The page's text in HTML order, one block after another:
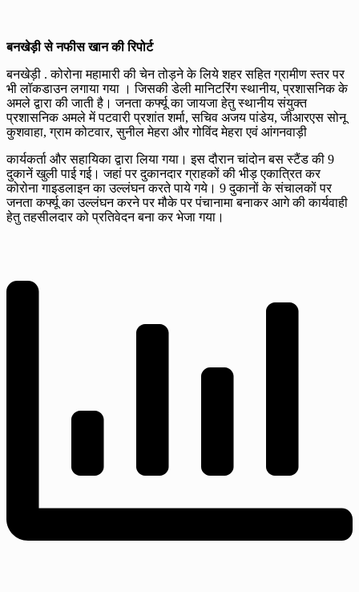
बनखेड़ी से नफीस खान की रिपोर्ट
बनखेड़ी . कोरोना महामारी की चेन तोड़ने के लिये शहर सहित ग्रामीण स्तर पर
भी लॉकडाउन लगाया गया । जिसकी डेली मानिटरिंग स्थानीय, प्रशासनिक के
अमले द्वारा की जाती है। जनता कर्फ्यू का जायजा हेतु स्थानीय संयुक्त
प्रशासनिक अमले में पटवारी प्रशांत शर्मा, सचिव अजय पांडेय, जीआरएस सोनू
कुशवाहा, ग्राम कोटवार, सुनील मेहरा और गोविंद मेहरा एवं आंगनवाड़ी
कार्यकर्ता और सहायिका द्वारा लिया गया। इस दौरान चांदोन बस स्टैंड की 9
दुकानें खुली पाई गई। जहां पर दुकानदार ग्राहकों की भीड़ एकात्रित कर
कोरोना गाइडलाइन का उल्लंघन करते पाये गये। 9 दुकानों के संचालकों पर
जनता कर्फ्यू का उल्लंघन करने पर मौके पर पंचानामा बनाकर आगे की कार्यवाही
हेतु तहसीलदार को प्रतिवेदन बना कर भेजा गया।